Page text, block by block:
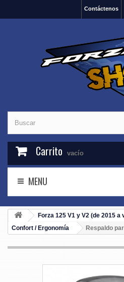
Contáctenos
Carrito vacío
MENU
Forza 125 V1 y V2 (de 2015 a
Confort / Ergonomía
Respaldo